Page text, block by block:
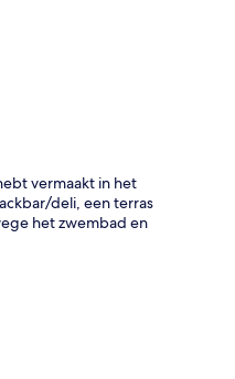
vermaakt in het
deli, een terras
het zwembad en